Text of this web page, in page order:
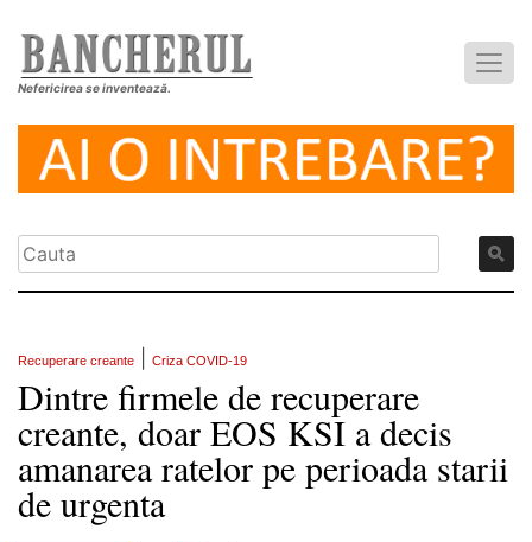
Nefericirea se inventează.
Recuperare creante Criza COVID-19
Dintre firmele de recuperare
creante, doar EOS KSI a decis
amanarea ratelor pe perioada starii
de urgenta